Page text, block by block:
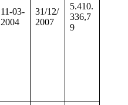
11-03-
2004
31/12/
2007
5.410.
336,7
9